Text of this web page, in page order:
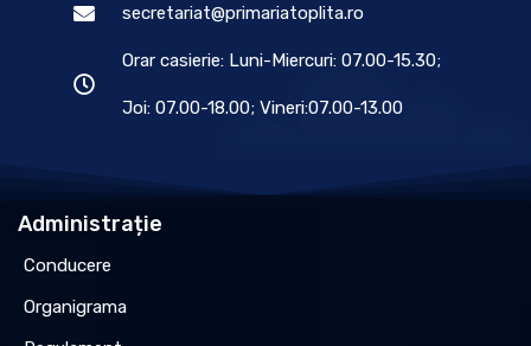
secretariat@primariatoplita.ro
Orar casierie: Luni-Miercuri: 07.00-15.30;
Joi: 07.00-18.00; Vineri:07.00-13.00
Administrație
Conducere
Organigrama